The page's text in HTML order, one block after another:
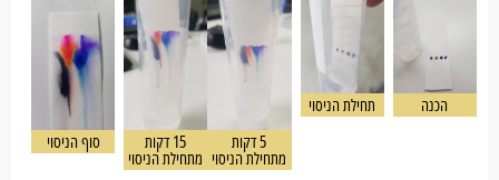
הכנה
תחילת הניסוי
5 דקות
מתחילת הניסוי
15 דקות
מתחילת הניסוי
סוף הניסוי